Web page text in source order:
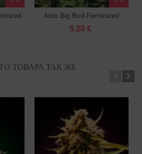
Auto Big Bud Feminized
5.20 €
ТОВАРА ТАК ЖЕ